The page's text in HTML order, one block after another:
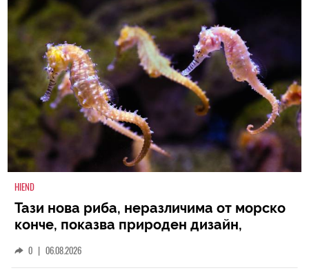
HIEND
Тази нова риба, неразличима от морско
конче, показва природен дизайн,
0 | 06.08.2026